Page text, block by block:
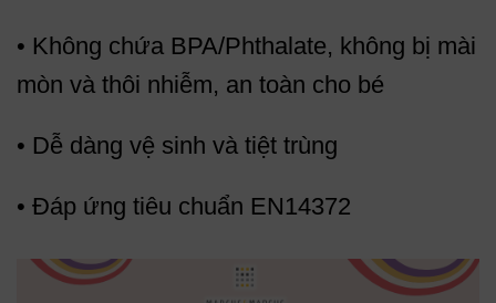
• Không chứa BPA/Phthalate, không bị mài
mòn và thôi nhiễm, an toàn cho bé
• Dễ dàng vệ sinh và tiệt trùng
• Đáp ứng tiêu chuẩn EN14372